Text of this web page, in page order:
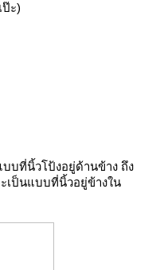
ะ)
บที่นิ้วโป้งอยู่ด้านข้าง ถึง
เป็นแบบที่นิ้วอยู่ข้างใน